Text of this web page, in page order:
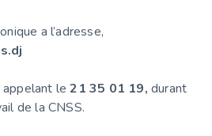
a l’adresse,
appelant le21 35 01 19, durant
de la CNSS.